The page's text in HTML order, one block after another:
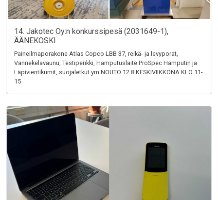
14. Jakotec Oy:n konkurssipesä (2031649-1),
ÄÄNEKOSKI
Paineilmaporakone Atlas Copco LBB 37, reikä- ja levyporat,
Vannekelavaunu, Testipenkki, Hamputuslaite ProSpec Hamputin ja
Läpivientikumit, suojaletkut ym NOUTO 12.8 KESKIVIIKKONA KLO 11-
15